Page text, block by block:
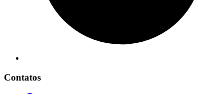
Contatos